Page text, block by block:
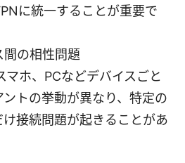
に統一することが重要で
間の相性問題
マホ、PCなどデバイスごと
トの挙動が異なり、特定の
接続問題が起きることがあ